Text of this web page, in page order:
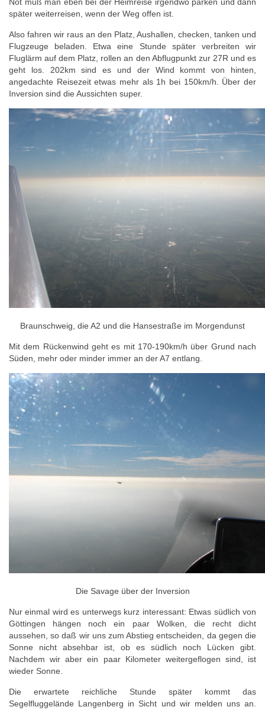
später weiterreisen, wenn der Weg offen ist.
Also fahren wir raus an den Platz, Aushallen, checken, tanken und
Flugzeuge beladen. Etwa eine Stunde später verbreiten wir
Fluglärm auf dem Platz, rollen an den Abflugpunkt zur 27R und es
geht los. 202km sind es und der Wind kommt von hinten,
angedachte Reisezeit etwas mehr als 1h bei 150km/h. Über der
Inversion sind die Aussichten super.
Braunschweig, die A2 und die Hansestraße im Morgendunst
Mit dem Rückenwind geht es mit 170-190km/h über Grund nach
Süden, mehr oder minder immer an der A7 entlang.
Die Savage über der Inversion
Nur einmal wird es unterwegs kurz interessant: Etwas südlich von
Göttingen hängen noch ein paar Wolken, die recht dicht
aussehen, so daß wir uns zum Abstieg entscheiden, da gegen die
Sonne nicht absehbar ist, ob es südlich noch Lücken gibt.
Nachdem wir aber ein paar Kilometer weitergeflogen sind, ist
wieder Sonne.
Die erwartete reichliche Stunde später kommt das
Segelfluggelände Langenberg in Sicht und wir melden uns an.